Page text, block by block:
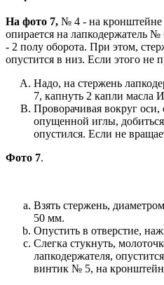
На фото 7, № 4 - на кронштейне
опирается на лапкодержатель
- 2 полу оборота. При этом,
опустится в низ. Если этого не
Надо, на стержень
7, капнуть 2 капли масла
Проворачивая вокруг оси,
опущенной иглы,
опустился. Если не
Фото 7.
Взять стержень,
50 мм.
Опустить в отверстие,
Слегка стукнуть,
лапкодержателя,
винтик № 5, на